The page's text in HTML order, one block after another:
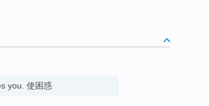
you. 使困惑